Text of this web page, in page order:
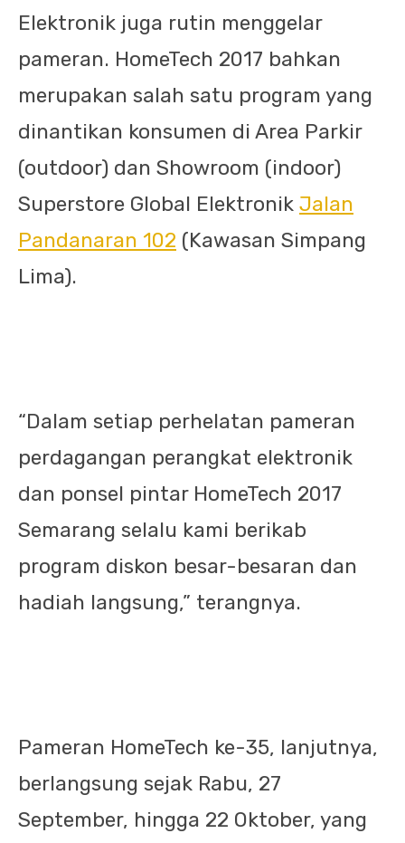
Elektronik juga rutin menggelar
pameran. HomeTech 2017 bahkan
merupakan salah satu program yang
dinantikan konsumen di Area Parkir
(outdoor) dan Showroom (indoor)
Superstore Global Elektronik Jalan
Pandanaran 102 (Kawasan Simpang
Lima).
“Dalam setiap perhelatan pameran
perdagangan perangkat elektronik
dan ponsel pintar HomeTech 2017
Semarang selalu kami berikab
program diskon besar-besaran dan
hadiah langsung,” terangnya.
Pameran HomeTech ke-35, lanjutnya,
berlangsung sejak Rabu, 27
September, hingga 22 Oktober, yang